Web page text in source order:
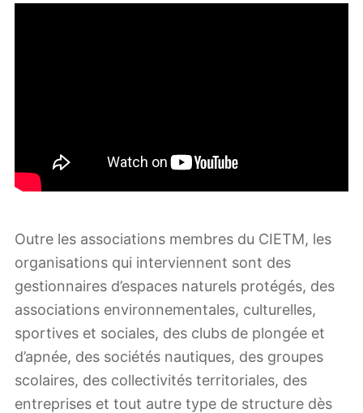
Outre les associations membres du CIETM, les
organisations qui interviennent sont des
gestionnaires d’espaces naturels protégés, des
associations environnementales, culturelles,
sportives et sociales, des clubs de plongée et
d’apnée, des sociétés nautiques, des groupes
scolaires, des collectivités territoriales, des
entreprises et tout autre type de structure dès